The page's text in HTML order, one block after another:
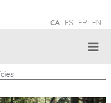
CA ES FR EN